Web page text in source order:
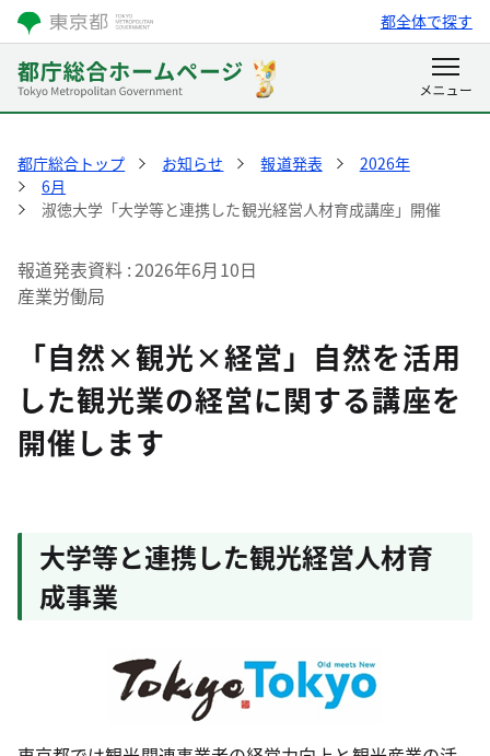
都全体で探す
都庁総合トップ お知らせ 報道発表
2026年
6月
淑徳大学「大学等と連携した観光経営人材育成講座」開催
報道発表資料 2026年6月10日
産業労働局
「自然×観光×経営」自然を活用
した観光業の経営に関する講座を
開催します
大学等と連携した観光経営人材育
成事業